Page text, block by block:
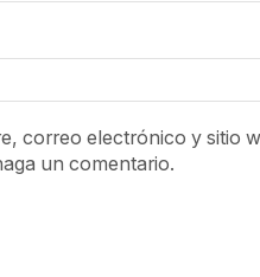
correo electrónico y sitio
un comentario.